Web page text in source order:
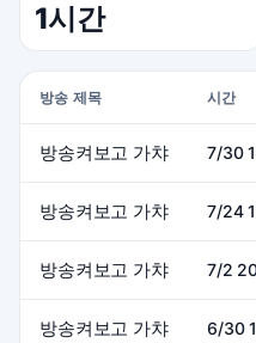
1시간
방송 제목 시간
방송켜보고 가챠 7/30
방송켜보고 가챠 7/24
방송켜보고 가챠 7/2
방송켜보고 가챠 6/30